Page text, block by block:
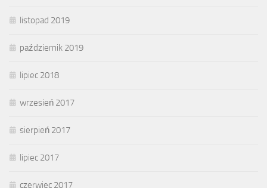
listopad 2019
październik 2019
lipiec 2018
wrzesień 2017
sierpień 2017
lipiec 2017
czerwiec 2017